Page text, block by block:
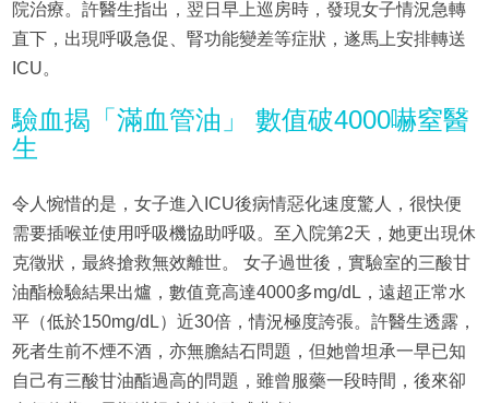
院治療。許醫生指出，翌日早上巡房時，發現女子情況急轉
直下，出現呼吸急促、腎功能變差等症狀，遂馬上安排轉送
ICU。
驗血揭「滿血管油」 數值破4000嚇窒醫
生
令人惋惜的是，女子進入ICU後病情惡化速度驚人，很快便
需要插喉並使用呼吸機協助呼吸。至入院第2天，她更出現休
克徵狀，最終搶救無效離世。 女子過世後，實驗室的三酸甘
油酯檢驗結果出爐，數值竟高達4000多mg/dL，遠超正常水
平（低於150mg/dL）近30倍，情況極度誇張。許醫生透露，
死者生前不煙不酒，亦無膽結石問題，但她曾坦承一早已知
自己有三酸甘油酯過高的問題，雖曾服藥一段時間，後來卻